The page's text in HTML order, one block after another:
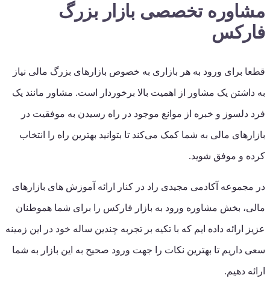
مشاوره تخصصی بازار بزرگ
فارکس
قطعا برای ورود به هر بازاری به خصوص بازارهای بزرگ مالی نیاز
به داشتن یک مشاور از اهمیت بالا برخوردار است. مشاور مانند یک
فرد دلسوز و خبره از موانع موجود در راه رسیدن به موفقیت در
بازارهای مالی به شما کمک می‌کند تا بتوانید بهترین راه را انتخاب
کرده و موفق شوید.
در مجموعه آکادمی مجیدی راد در کنار ارائه آموزش های بازارهای
مالی، بخش مشاوره ورود به بازار فارکس را برای شما هموطنان
عزیز ارائه داده ایم که با تکیه بر تجربه چندین ساله خود در این زمینه
سعی داریم تا بهترین نکات را جهت ورود صحیح به این بازار به شما
ارائه دهیم.